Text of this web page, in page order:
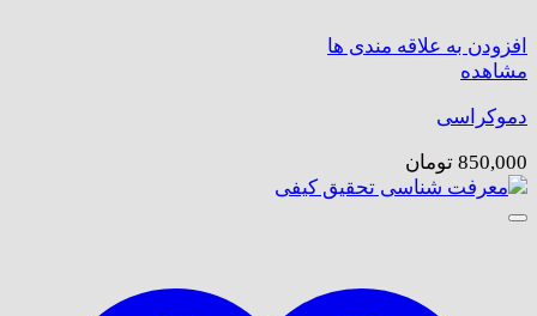
افزودن به علاقه مندی ها
مشاهده
دموکراسی
850,000 تومان